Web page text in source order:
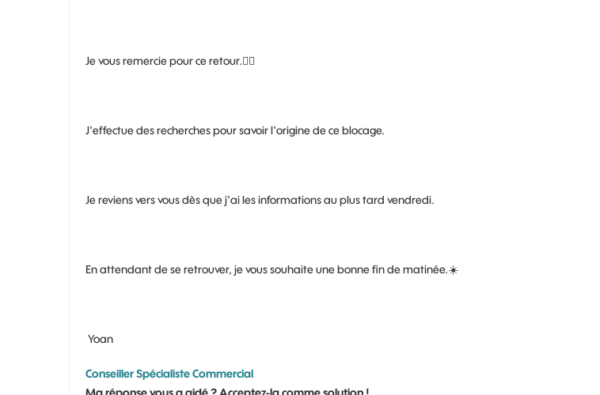
Je vous remercie pour ce retour.👍🏼
J'effectue des recherches pour savoir l'origine de ce blocage.
Je reviens vers vous dès que j'ai les informations au plus tard vendredi.
En attendant de se retrouver, je vous souhaite une bonne fin de matinée.☀️
Yoan
Conseiller Spécialiste Commercial